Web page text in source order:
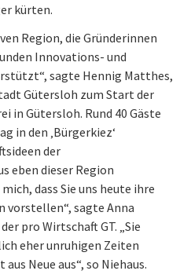
kürten.
Region, die Gründerinnen
Innovations- und
sagte Hennig Matthes,
Gütersloh zum Start der
in Gütersloh. Rund 40 Gäste
in den ‚Bürgerkiez‘
der
eben dieser Region
dass Sie uns heute ihre
vorstellen“, sagte Anna
pro Wirtschaft GT. „Sie
eher unruhigen Zeiten
Neue aus“, so Niehaus.